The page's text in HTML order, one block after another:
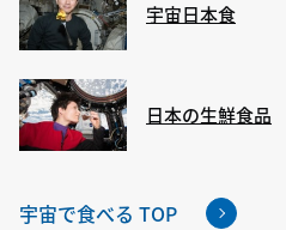
宇宙日本食
日本の生鮮食品
宇宙で食べる TOP